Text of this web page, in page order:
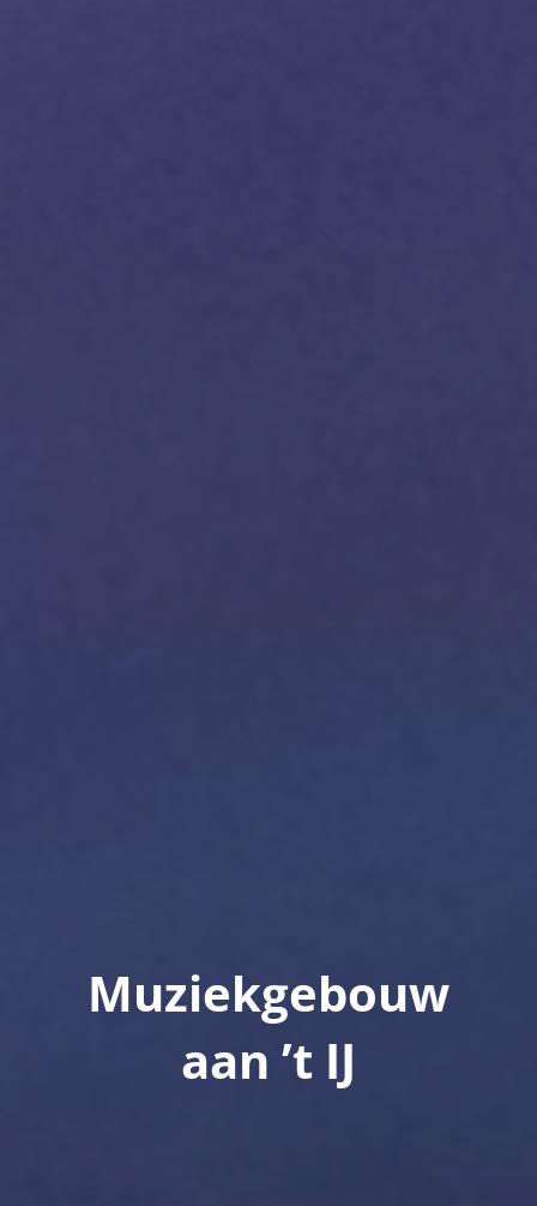
Muziekgebouw
aan ’t IJ